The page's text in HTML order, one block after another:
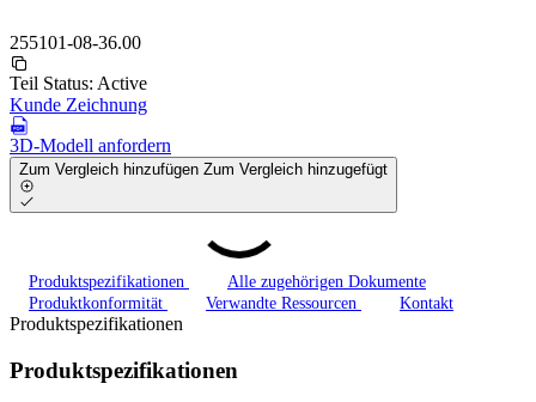
255101-08-36.00
Teil Status: Active
Kunde Zeichnung
3D-Modell anfordern
Zum Vergleich hinzufügen Zum Vergleich hinzugefügt
Produktspezifikationen
Alle zugehörigen Dokumente
Produktkonformität
Verwandte Ressourcen Kontakt
Produktspezifikationen
Produktspezifikationen